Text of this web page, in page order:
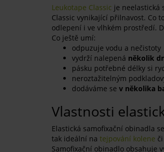
Leukotape Classic je neelastická
Classic vynikající přilnavost. Co
odlepení i ve vlhkém prostředí.
Co ještě umí:
odpuzuje vodu a nečistoty
vydrží nalepená několik
pásku potřebné délky si
neroztažitelným
dodáváme se v několika
Vlastnosti
Elastická samofixační obinadla
tak ideální na tejpování kolene
Samofixační obinadlo obsahuje